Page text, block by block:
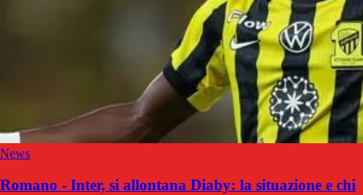
News
Romano - Inter, si allontana Diaby: la situazione e chi